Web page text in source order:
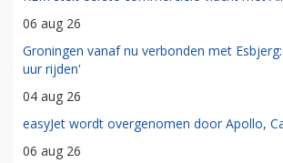
06 aug 26
Groningen vanaf nu verbonden met
uur rijden'
04 aug 26
easyJet wordt overgenomen door Apollo,
06 aug 26